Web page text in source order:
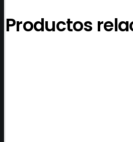
Productos